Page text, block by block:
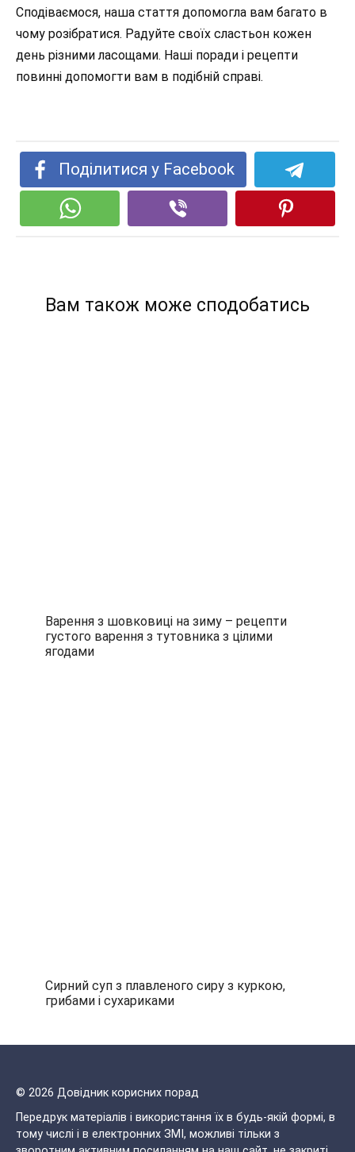
Сподіваємося, наша стаття допомогла вам багато в
чому розібратися. Радуйте своїх сластьон кожен
день різними ласощами. Наші поради і рецепти
повинні допомогти вам в подібній справі.
Поділитися у Facebook
Вам також може сподобатись
Варення з шовковиці на зиму – рецепти
густого варення з тутовника з цілими
ягодами
Сирний суп з плавленого сиру з куркою,
грибами і сухариками
© 2026 Довідник корисних порад
Передрук матеріалів і використання їх в будь-якій формі, в
тому числі і в електронних ЗМІ, можливі тільки з